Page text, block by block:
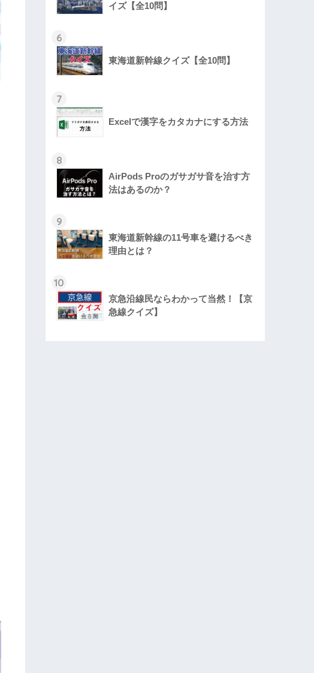
イズ【全10問】
6
東海道新幹線クイズ【全10問】
7
Excelで漢字をカタカナにする方法
8
AirPods Proのガサガサ音を治す方
法はあるのか？
9
東海道新幹線の11号車を避けるべき
理由とは？
10
京急沿線民ならわかって当然！【京
急線クイズ】